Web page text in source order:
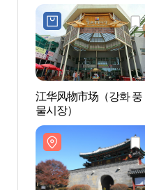
江华风物市场（강화 풍
물시장）